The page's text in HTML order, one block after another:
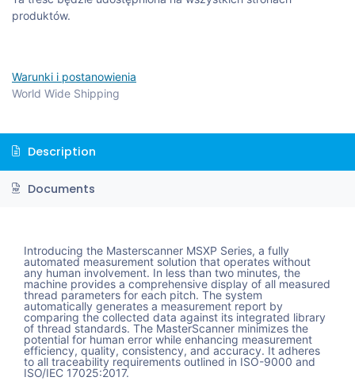
produktów.
Warunki i postanowienia
World Wide Shipping
Description
Documents
Introducing the Masterscanner MSXP Series, a fully
automated measurement solution that operates without
any human involvement. In less than two minutes, the
machine provides a comprehensive display of all measured
thread parameters for each pitch. The system
automatically generates a measurement report by
comparing the collected data against its integrated library
of thread standards. The MasterScanner minimizes the
potential for human error while enhancing measurement
efficiency, quality, consistency, and accuracy. It adheres
to all traceability requirements outlined in ISO-9000 and
ISO/IEC 17025:2017.